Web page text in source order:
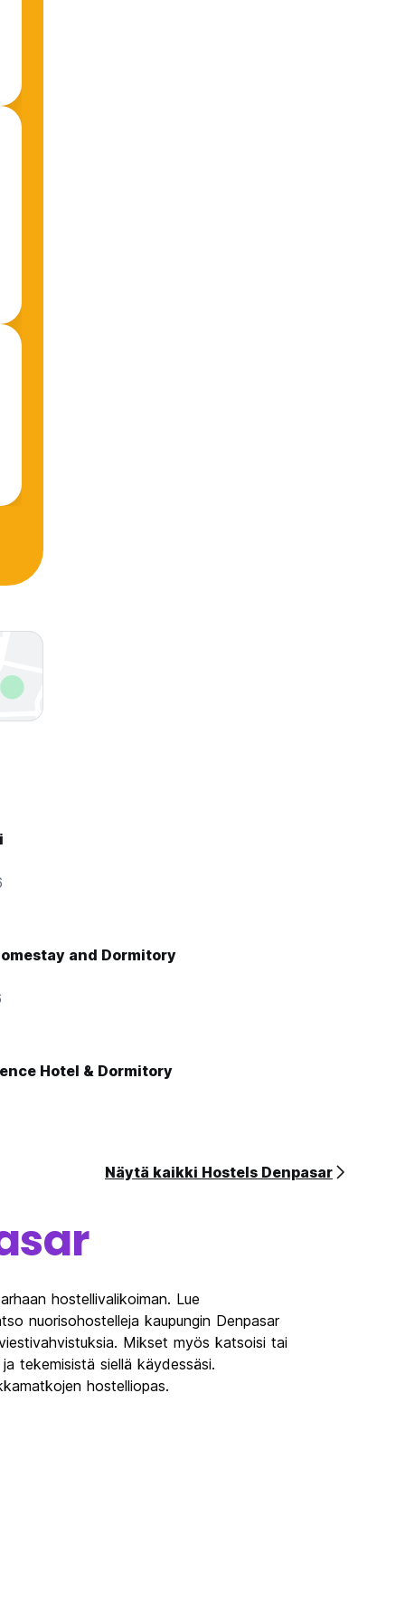
and Dormitory
Hotel & Dormitory
Näytä kaikki Hostels Denpasar
hostellivalikoiman. Lue
nuorisohostelleja kaupungin Denpasar
Mikset myös katsoisi tai
tekemisistä siellä käydessäsi.
hostelliopas.